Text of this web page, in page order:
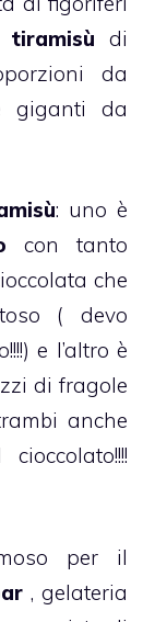
tiramisù di
da
giganti da
: uno è
con tanto
che
( devo
e l’altro è
di fragole
anche
per il
, gelateria